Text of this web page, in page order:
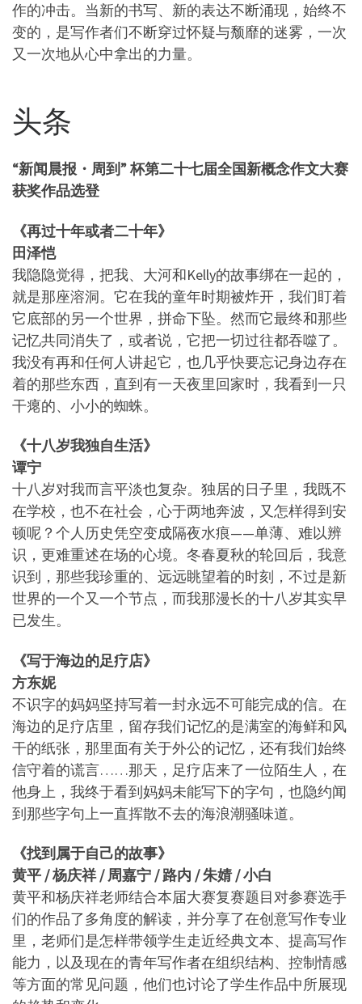
作的冲击。当新的书写、新的表达不断涌现，始终不
变的，是写作者们不断穿过怀疑与颓靡的迷雾，一次
又一次地从心中拿出的力量。
头条
“新闻晨报・周到” 杯第二十七届全国新概念作文大赛
获奖作品选登
《再过十年或者二十年》
田泽恺
我隐隐觉得，把我、大河和Kelly的故事绑在一起的，
就是那座溶洞。它在我的童年时期被炸开，我们盯着
它底部的另一个世界，拼命下坠。然而它最终和那些
记忆共同消失了，或者说，它把一切过往都吞噬了。
我没有再和任何人讲起它，也几乎快要忘记身边存在
着的那些东西，直到有一天夜里回家时，我看到一只
干瘪的、小小的蜘蛛。
《十八岁我独自生活》
谭宁
十八岁对我而言平淡也复杂。独居的日子里，我既不
在学校，也不在社会，心于两地奔波，又怎样得到安
顿呢？个人历史凭空变成隔夜水痕——单薄、难以辨
识，更难重述在场的心境。冬春夏秋的轮回后，我意
识到，那些我珍重的、远远眺望着的时刻，不过是新
世界的一个又一个节点，而我那漫长的十八岁其实早
已发生。
《写于海边的足疗店》
方东妮
不识字的妈妈坚持写着一封永远不可能完成的信。在
海边的足疗店里，留存我们记忆的是满室的海鲜和风
干的纸张，那里面有关于外公的记忆，还有我们始终
信守着的谎言……那天，足疗店来了一位陌生人，在
他身上，我终于看到妈妈未能写下的字句，也隐约闻
到那些字句上一直挥散不去的海浪潮骚味道。
《找到属于自己的故事》
黄平 / 杨庆祥 / 周嘉宁 / 路内 / 朱婧 / 小白
黄平和杨庆祥老师结合本届大赛复赛题目对参赛选手
们的作品了多角度的解读，并分享了在创意写作专业
里，老师们是怎样带领学生走近经典文本、提高写作
能力，以及现在的青年写作者在组织结构、控制情感
等方面的常见问题，他们也讨论了学生作品中所展现